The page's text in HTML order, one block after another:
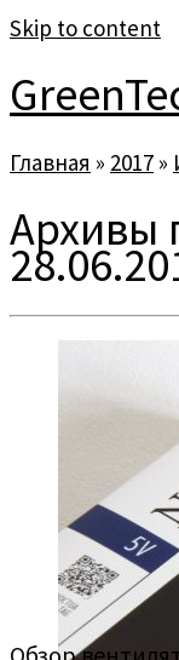
Skip to content
Главная » 2017 »
Архивы